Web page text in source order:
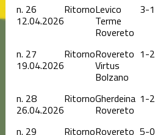
n. 26
12.04.2026
RitornoLevico
Terme
Rovereto
3-1
n. 27
19.04.2026
RitornoRovereto
Virtus
Bolzano
1-2
n. 28
26.04.2026
RitornoGherdeina
Rovereto
1-2
n. 29 RitornoRovereto 5-0